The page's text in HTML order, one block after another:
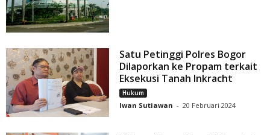
Satu Petinggi Polres Bogor
Dilaporkan ke Propam terkait
Eksekusi Tanah Inkracht
Hukum
Iwan Sutiawan - 20 Februari 2024